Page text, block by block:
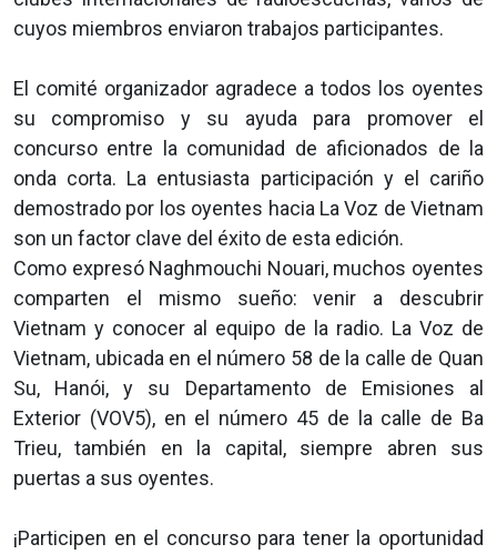
cuyos miembros enviaron trabajos participantes.
El comité organizador agradece a todos los oyentes
su compromiso y su ayuda para promover el
concurso entre la comunidad de aficionados de la
onda corta. La entusiasta participación y el cariño
demostrado por los oyentes hacia La Voz de Vietnam
son un factor clave del éxito de esta edición.
Como expresó Naghmouchi Nouari, muchos oyentes
comparten el mismo sueño: venir a descubrir
Vietnam y conocer al equipo de la radio. La Voz de
Vietnam, ubicada en el número 58 de la calle de Quan
Su, Hanói, y su Departamento de Emisiones al
Exterior (VOV5), en el número 45 de la calle de Ba
Trieu, también en la capital, siempre abren sus
puertas a sus oyentes.
¡Participen en el concurso para tener la oportunidad